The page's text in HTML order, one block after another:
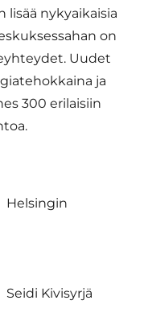
lisää nykyaikaisia
on
Uudet
ja
300 erilaisiin
Kivisyrjä